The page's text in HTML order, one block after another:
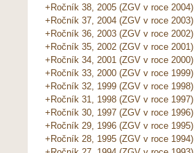
+Ročník 38, 2005 (ZGV v roce 2004)
+Ročník 37, 2004 (ZGV v roce 2003)
+Ročník 36, 2003 (ZGV v roce 2002)
+Ročník 35, 2002 (ZGV v roce 2001)
+Ročník 34, 2001 (ZGV v roce 2000)
+Ročník 33, 2000 (ZGV v roce 1999)
+Ročník 32, 1999 (ZGV v roce 1998)
+Ročník 31, 1998 (ZGV v roce 1997)
+Ročník 30, 1997 (ZGV v roce 1996)
+Ročník 29, 1996 (ZGV v roce 1995)
+Ročník 28, 1995 (ZGV v roce 1994)